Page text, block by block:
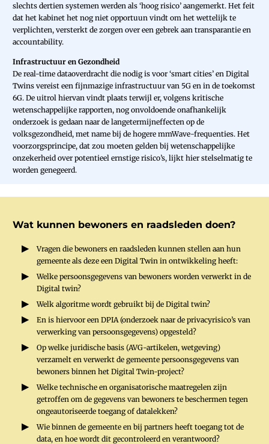
slechts dertien systemen werden als ‘hoog risico’ aangemerkt. Het feit
dat het kabinet het nog niet opportuun vindt om het wettelijk te
verplichten, versterkt de zorgen over een gebrek aan transparantie en
accountability.
Infrastructuur en Gezondheid
De real-time dataoverdracht die nodig is voor ‘smart cities’ en Digital
Twins vereist een fijnmazige infrastructuur van 5G en in de toekomst
6G. De uitrol hiervan vindt plaats terwijl er, volgens kritische
wetenschappelijke rapporten, nog onvoldoende onafhankelijk
onderzoek is gedaan naar de langetermijneffecten op de
volksgezondheid, met name bij de hogere mmWave-frequenties. Het
voorzorgsprincipe, dat zou moeten gelden bij wetenschappelijke
onzekerheid over potentieel ernstige risico’s, lijkt hier stelselmatig te
worden genegeerd.
Wat kunnen bewoners en raadsleden doen?
Vragen die bewoners en raadsleden kunnen stellen aan hun
gemeente als deze een Digital Twin in ontwikkeling heeft:
Welke persoonsgegevens van bewoners worden verwerkt in de
Digital twin?
Welk algoritme wordt gebruikt bij de Digital twin?
En is hiervoor een DPIA (onderzoek naar de privacyrisico’s van
verwerking van persoonsgegevens) opgesteld?
Op welke juridische basis (AVG-artikelen, wetgeving)
verzamelt en verwerkt de gemeente persoonsgegevens van
bewoners binnen het Digital Twin-project?
Welke technische en organisatorische maatregelen zijn
getroffen om de gegevens van bewoners te beschermen tegen
ongeautoriseerde toegang of datalekken?
Wie binnen de gemeente en bij partners heeft toegang tot de
data, en hoe wordt dit gecontroleerd en verantwoord?